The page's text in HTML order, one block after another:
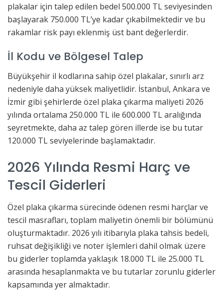
plakalar için talep edilen bedel 500.000 TL seviyesinden
başlayarak 750.000 TL’ye kadar çıkabilmektedir ve bu
rakamlar risk payı eklenmiş üst bant değerlerdir.
İl Kodu ve Bölgesel Talep
Büyükşehir il kodlarına sahip özel plakalar, sınırlı arz
nedeniyle daha yüksek maliyetlidir. İstanbul, Ankara ve
İzmir gibi şehirlerde özel plaka çıkarma maliyeti 2026
yılında ortalama 250.000 TL ile 600.000 TL aralığında
seyretmekte, daha az talep gören illerde ise bu tutar
120.000 TL seviyelerinde başlamaktadır.
2026 Yılında Resmi Harç ve
Tescil Giderleri
Özel plaka çıkarma sürecinde ödenen resmi harçlar ve
tescil masrafları, toplam maliyetin önemli bir bölümünü
oluşturmaktadır. 2026 yılı itibarıyla plaka tahsis bedeli,
ruhsat değişikliği ve noter işlemleri dahil olmak üzere
bu giderler toplamda yaklaşık 18.000 TL ile 25.000 TL
arasında hesaplanmakta ve bu tutarlar zorunlu giderler
kapsamında yer almaktadır.